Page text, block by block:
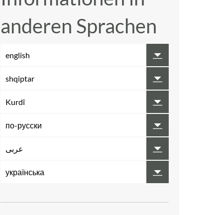
anderen Sprachen
english
shqiptar
Kurdî
по-русски
عربى
українська